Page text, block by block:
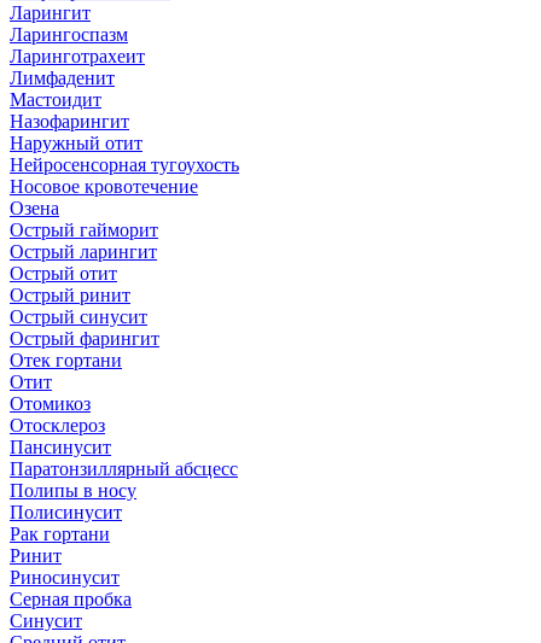
Ларингит
Ларингоспазм
Ларинготрахеит
Лимфаденит
Мастоидит
Назофарингит
Наружный отит
Нейросенсорная тугоухость
Носовое кровотечение
Озена
Острый гайморит
Острый ларингит
Острый отит
Острый ринит
Острый синусит
Острый фарингит
Отек гортани
Отит
Отомикоз
Отосклероз
Пансинусит
Паратонзиллярный абсцесс
Полипы в носу
Полисинусит
Рак гортани
Ринит
Риносинусит
Серная пробка
Синусит